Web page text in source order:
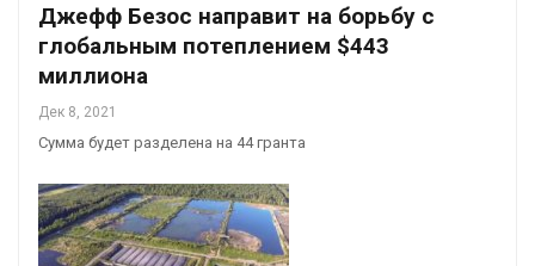
Джефф Безос направит на борьбу с
глобальным потеплением $443
миллиона
Дек 8, 2021
Сумма будет разделена на 44 гранта